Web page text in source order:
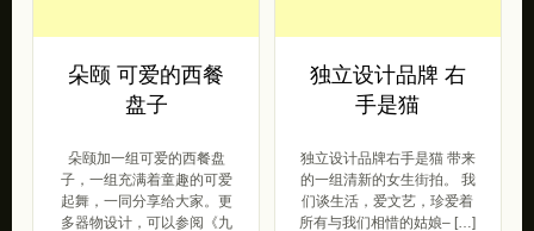
朵颐 可爱的西餐
盘子
朵颐加一组可爱的西餐盘
子，一组充满着童趣的可爱
起舞，一同分享给大家。更
多器物设计，可以参阅《九
独立设计品牌 右
手是猫
独立设计品牌右手是猫 带来
的一组清新的女生街拍。 我
们谈生活，爱文艺，珍爱着
所有与我们相惜的姑娘– […]